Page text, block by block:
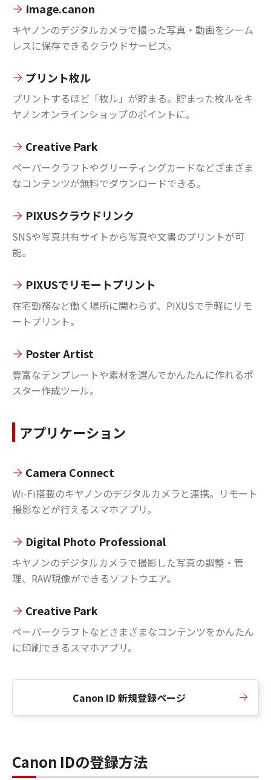
Image.canon
キヤノンのデジタルカメラで撮った写真・動画をシーム
レスに保存できるクラウドサービス。
プリント枚ル
プリントするほど「枚ル」が貯まる。貯まった枚ルをキ
ヤノンオンラインショップのポイントに。
Creative Park
ペーパークラフトやグリーティングカードなどざまざま
なコンテンツが無料でダウンロードできる。
PIXUSクラウドリンク
SNSや写真共有サイトから写真や文書のプリントが可
能。
PIXUSでリモートプリント
在宅勤務など働く場所に関わらず、PIXUSで手軽にリモ
ートプリント。
Poster Artist
豊富なテンプレートや素材を選んでかんたんに作れるポ
スター作成ツール。
アプリケーション
Camera Connect
Wi-Fi搭載のキヤノンのデジタルカメラと連携。リモート
撮影などが行えるスマホアプリ。
Digital Photo Professional
キヤノンのデジタルカメラで撮影した写真の調整・管
理、RAW現像ができるソフトウエア。
Creative Park
ペーパークラフトなどさまざまなコンテンツをかんたん
に印刷できるスマホアプリ。
Canon ID 新規登録ページ
Canon IDの登録方法